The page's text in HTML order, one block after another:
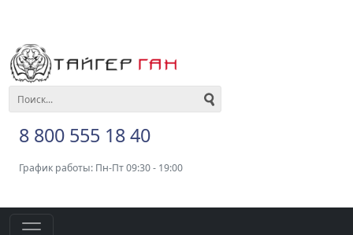
8 800 555 18 40
График работы: Пн-Пт 09:30 - 19:00